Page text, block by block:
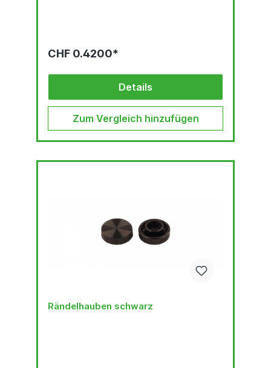
CHF 0.4200*
Details
Zum Vergleich hinzufügen
Rändelhauben schwarz